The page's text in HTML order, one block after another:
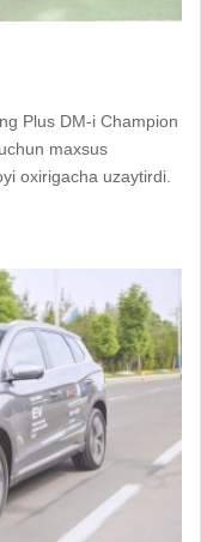
Plus DM-i Champion
maxsus
oxirigacha uzaytirdi.